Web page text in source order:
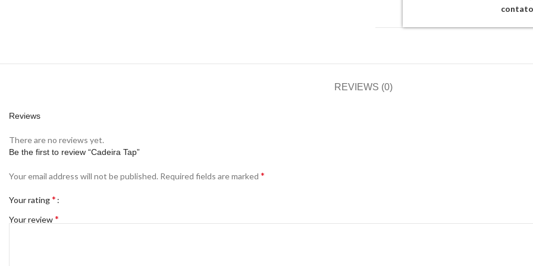
REVIEWS (0)
Reviews
There are no reviews yet.
Be the first to review “Cadeira Tap”
Your email address will not be published. Required fields are marked *
Your rating*
Your review*